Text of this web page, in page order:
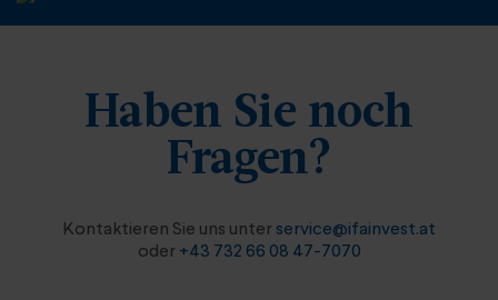
Haben Sie noch
Fragen?
Kontaktieren Sie uns unter service@ifainvest.at
oder +43 732 66 08 47-7070